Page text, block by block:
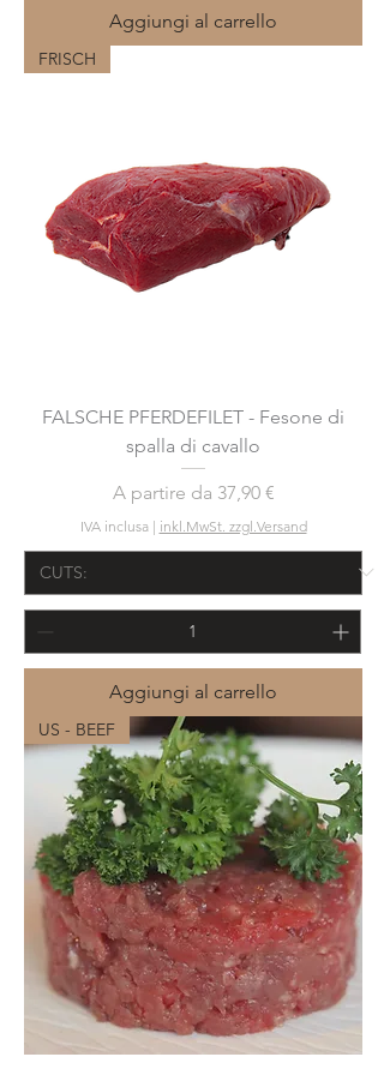
Aggiungi al carrello
FRISCH
FALSCHE PFERDEFILET - Fesone di
spalla di cavallo
A partire da 37,90 €
Prezzo scontato
IVA inclusa| inkl.MwSt. zzgl.Versand
Aggiungi al carrello
US - BEEF